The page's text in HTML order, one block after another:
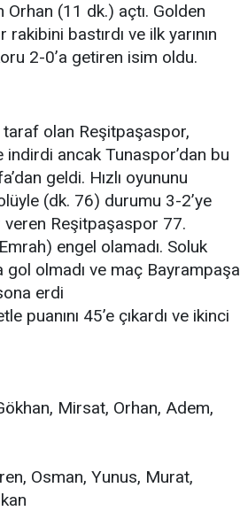
(11 dk.) açtı. Golden
bastırdı ve ilk yarının
2-0’a getiren isim oldu.
taraf olan Reşitpaşaspor,
indirdi ancak Tunaspor’dan bu
geldi. Hızlı oyununu
(dk. 76) durumu 3-2’ye
veren Reşitpaşaspor 77.
engel olamadı. Soluk
olmadı ve maç Bayrampaşa
erdi
puanını 45’e çıkardı ve ikinci
Mirsat, Orhan, Adem,
Osman, Yunus, Murat,